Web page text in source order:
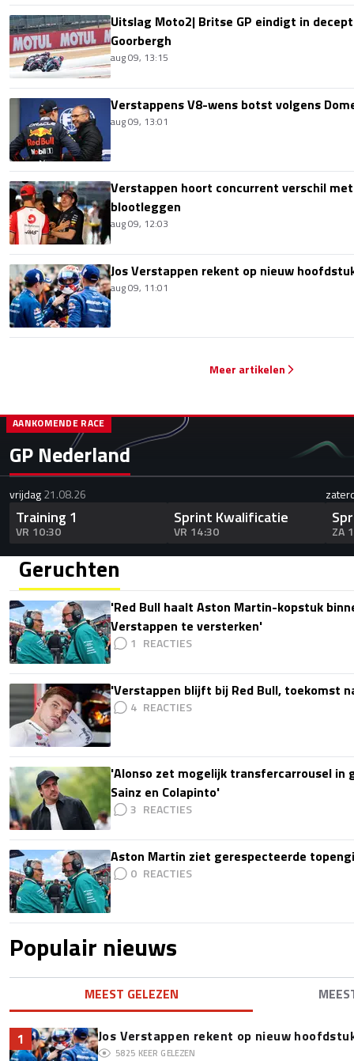
Uitslag Moto2| Britse GP eindigt in
Goorbergh
aug 09, 13:15
Verstappens V8-wens botst volgens
aug 09, 13:01
Verstappen hoort concurrent verschil
blootleggen
aug 09, 12:03
Jos Verstappen rekent op nieuw
aug 09, 11:01
Meer artikelen
GP Nederland
AANKOMENDE RACE
vrijdag21.08.26
Training 1
VR 10:30
Sprint Kwalificatie
VR 14:30 ZA
Geruchten
'Red Bull haalt Aston Martin-kopstuk
Verstappen te versterken'
1
'Verstappen blijft bij Red Bull, toekomst
4
'Alonso zet mogelijk transfercarrousel in
Sainz en Colapinto'
3
Aston Martin ziet gerespecteerde
0
Populair nieuws
MEEST GELEZEN
1 Jos Verstappen rekent op nieuw
5825 KEER GELEZEN